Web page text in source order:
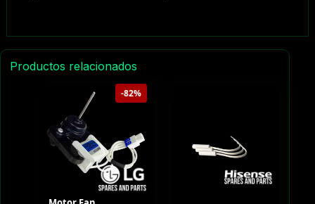
Productos relacionados
-82%